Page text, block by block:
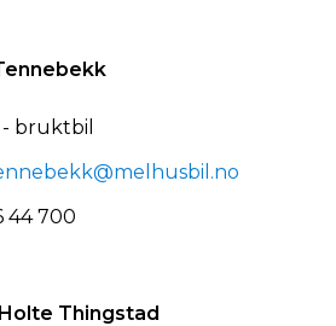
bruktbil
44 700
Thingstad